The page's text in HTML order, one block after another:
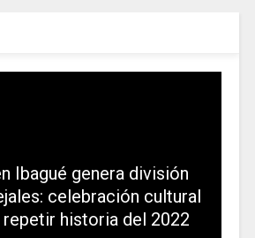
Ibagué genera división
celebración cultural
historia del 2022